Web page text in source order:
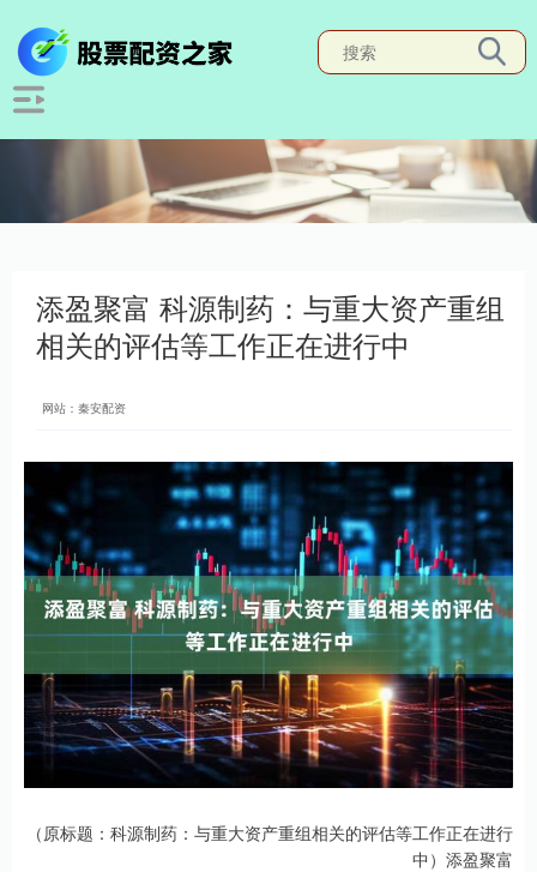
添盈聚富 科源制药：与重大资产重组
相关的评估等工作正在进行中
网站：秦安配资
（原标题：科源制药：与重大资产重组相关的评估等工作正在进行
中）添盈聚富